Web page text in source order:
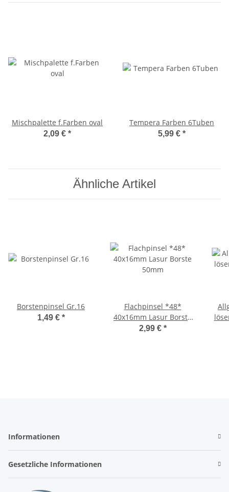
Mischpalette f.Farben oval
2,09 € *
Tempera Farben 6Tuben
5,99 € *
Ähnliche Artikel
Borstenpinsel Gr.16
1,49 € *
Flachpinsel *48*
40x16mm Lasur Borste
50mm
2,99 € *
Informationen
Gesetzliche Informationen